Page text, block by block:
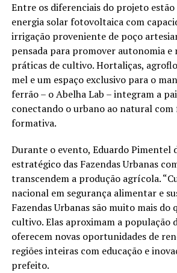
Entre os diferenciais do projeto estão
energia solar fotovoltaica com
irrigação proveniente de poço
pensada para promover autonomia e
práticas de cultivo. Hortaliças,
mel e um espaço exclusivo para o
ferrão – o Abelha Lab – integram a
conectando o urbano ao natural com
formativa.
Durante o evento, Eduardo Pimentel
estratégico das Fazendas Urbanas
transcendem a produção agrícola.
nacional em segurança alimentar e
Fazendas Urbanas são muito mais do
cultivo. Elas aproximam a população
oferecem novas oportunidades de
regiões inteiras com educação e
prefeito.